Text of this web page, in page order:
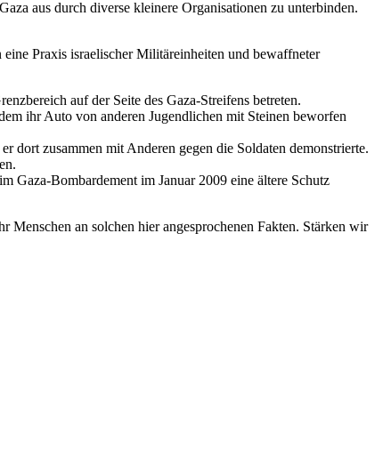
aus durch diverse kleinere Organisationen zu unterbinden.
Praxis israelischer Militäreinheiten und bewaffneter
auf der Seite des Gaza-Streifens betreten.
ihr Auto von anderen Jugendlichen mit Steinen beworfen
dort zusammen mit Anderen gegen die Soldaten demonstrierte.
Gaza-Bombardement im Januar 2009 eine ältere Schutz
an solchen hier angesprochenen Fakten. Stärken wir